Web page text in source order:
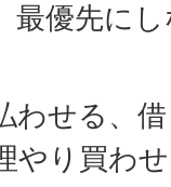
最優先に
せる、
やり買わ